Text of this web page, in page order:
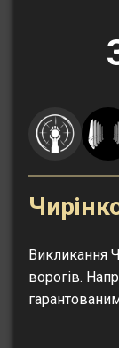
Викликання
ворогів.